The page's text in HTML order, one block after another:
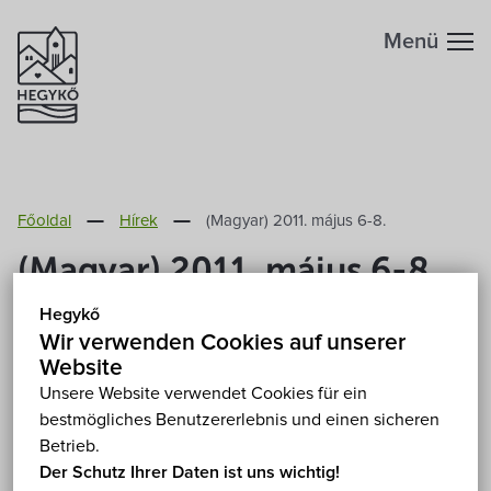
Hegykő
Wir verwenden Cookies auf unserer
Website
Unsere Website verwendet Cookies für ein
bestmögliches Benutzererlebnis und einen sicheren
Betrieb.
Der Schutz Ihrer Daten ist uns wichtig!
Menü
Főoldal Hírek (Magyar) 2011. május 6-8.
(Magyar) 2011. május 6-8.
2011. Mai 8.
Leider ist der Eintrag nur aufMagyarverfügbar.